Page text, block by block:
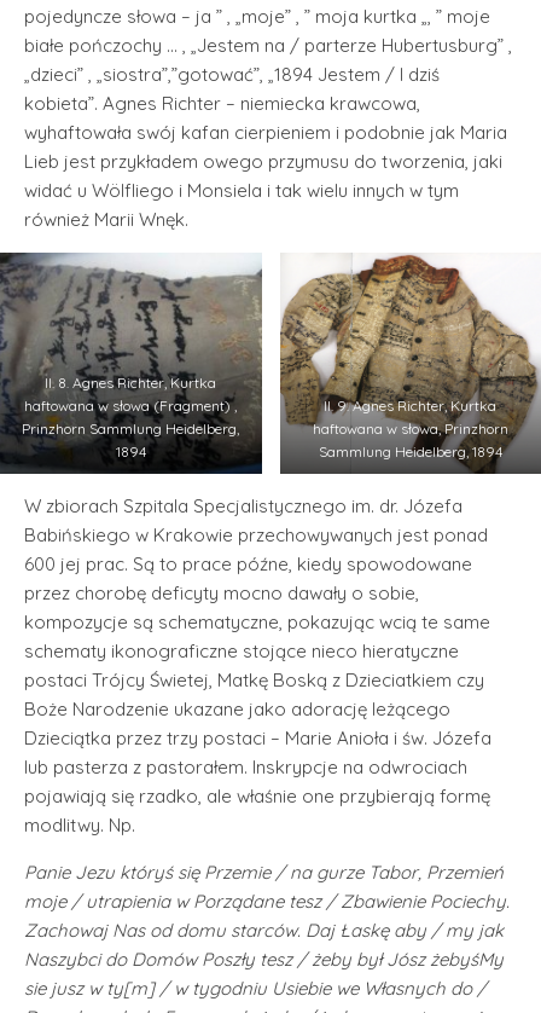
pojedyncze słowa – ja ” , „moje” , ” moja kurtka „, ” moje
białe pończochy … , „Jestem na / parterze Hubertusburg” ,
„dzieci” , „siostra”,”gotować”, „1894 Jestem / I dziś
kobieta”. Agnes Richter – niemiecka krawcowa,
wyhaftowała swój kafan cierpieniem i podobnie jak Maria
Lieb jest przykładem owego przymusu do tworzenia, jaki
widać u Wölfliego i Monsiela i tak wielu innych w tym
również Marii Wnęk.
Il. 8. Agnes Richter, Kurtka
haftowana w słowa (Fragment) ,
Prinzhorn Sammlung Heidelberg,
1894
Il. 9. Agnes Richter, Kurtka
haftowana w słowa, Prinzhorn
Sammlung Heidelberg, 1894
W zbiorach Szpitala Specjalistycznego im. dr. Józefa
Babińskiego w Krakowie przechowywanych jest ponad
600 jej prac. Są to prace późne, kiedy spowodowane
przez chorobę deficyty mocno dawały o sobie,
kompozycje są schematyczne, pokazując wcią te same
schematy ikonograficzne stojące nieco hieratyczne
postaci Trójcy Świetej, Matkę Boską z Dzieciatkiem czy
Boże Narodzenie ukazane jako adorację leżącego
Dzieciątka przez trzy postaci – Marie Anioła i św. Józefa
lub pasterza z pastorałem. Inskrypcje na odwrociach
pojawiają się rzadko, ale właśnie one przybierają formę
modlitwy. Np.
Panie Jezu któryś się Przemie / na gurze Tabor, Przemień
moje / utrapienia w Porządane tesz / Zbawienie Pociechy.
Zachowaj Nas od domu starców. Daj Łaskę aby / my jak
Naszybci do Domów Poszły tesz / żeby był Jósz żebyśMy
sie jusz w ty[m] / w tygodniu Usiebie we Własnych do /